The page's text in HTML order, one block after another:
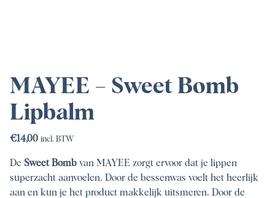
MAYEE – Sweet Bomb
Lipbalm
€14,00 incl. BTW
De Sweet Bomb van MAYEE zorgt ervoor dat je lippen
superzacht aanvoelen. Door de bessenwas voelt het heerlijk
aan en kun je het product makkelijk uitsmeren. Door de